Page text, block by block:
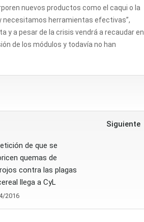
nuevos productos como el caqui o la
necesitamos herramientas efectivas”,
y a pesar de la crisis vendrá a recaudar en
de los módulos y todavía no han
Siguiente
de que se
quemas de
contra las plagas
llega a CyL
2016